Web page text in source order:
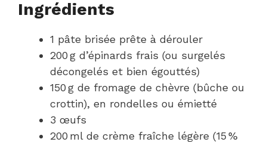
Ingrédients
1 pâte brisée prête à dérouler
200 g d’épinards frais (ou surgelés
décongelés et bien égouttés)
150 g de fromage de chèvre (bûche ou
crottin), en rondelles ou émietté
3 œufs
200 ml de crème fraîche légère (15 %